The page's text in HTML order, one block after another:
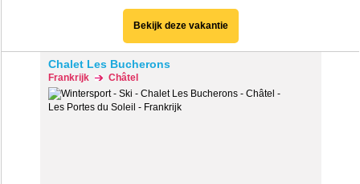
Bekijk deze vakantie
Chalet Les Bucherons
Frankrijk Châtel